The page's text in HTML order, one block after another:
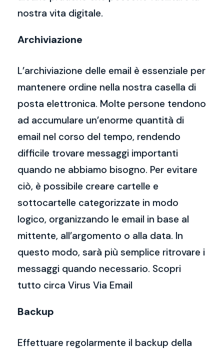
nostra vita digitale.
Archiviazione
L’archiviazione delle email è essenziale per
mantenere ordine nella nostra casella di
posta elettronica. Molte persone tendono
ad accumulare un’enorme quantità di
email nel corso del tempo, rendendo
difficile trovare messaggi importanti
quando ne abbiamo bisogno. Per evitare
ciò, è possibile creare cartelle e
sottocartelle categorizzate in modo
logico, organizzando le email in base al
mittente, all’argomento o alla data. In
questo modo, sarà più semplice ritrovare i
messaggi quando necessario. Scopri
tutto circa Virus Via Email
Backup
Effettuare regolarmente il backup della